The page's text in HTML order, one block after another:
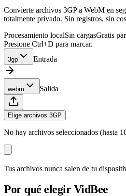
Convierte archivos 3GP a WebM en
totalmente privado. Sin registros, sin
Procesamiento localSin cargasGratis
Presione Ctrl+D para marcar.
3gp Entrada
webm Salida
Elige archivos 3GP
No hay archivos seleccionados (hasta
Tus archivos nunca salen de tu
Por qué elegir VidBee